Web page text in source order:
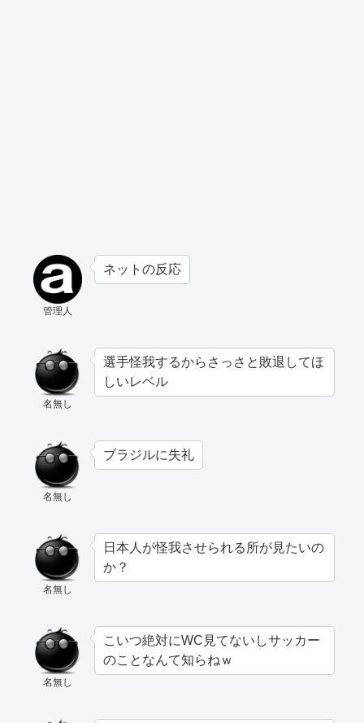
管理人
ネットの反応
名無し
選手怪我するからさっさと敗退してほ
しいレベル
名無し
ブラジルに失礼
名無し
日本人が怪我させられる所が見たいの
か？
名無し
こいつ絶対にWC見てないしサッカー
のことなんて知らねｗ